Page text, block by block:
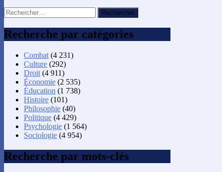
Rechercher :
Recherche par catégories
Combat (4 231)
Culture (292)
Droit (4 911)
Économie (2 535)
Éducation (1 738)
Histoire (101)
Philosophie (40)
Politique (4 429)
Psychologie (1 564)
Sociologie (4 954)
Recherche par mots-clés